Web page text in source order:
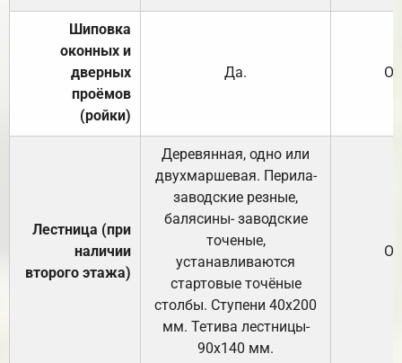
Шиповка
оконных и
дверных
проёмов
(ройки)
Да.
Лестница (при
наличии
второго этажа)
Деревянная, одно или
двухмаршевая. Перила-
заводские резные,
балясины- заводские
точеные,
устанавливаются
стартовые точёные
столбы. Ступени 40х200
мм. Тетива лестницы-
90х140 мм.